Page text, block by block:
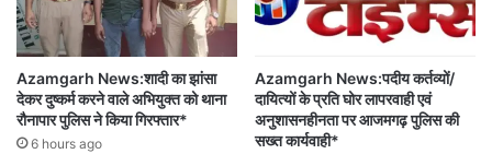
Azamgarh News:शादी का झांसा
देकर दुष्कर्म करने वाले अभियुक्त को थाना
रौनापार पुलिस ने किया गिरफ्तार*
6 hours ago
Azamgarh News:पदीय कर्तव्यों/
दायित्यों के प्रति घोर लापरवाही एवं
अनुशासनहीनता पर आजमगढ़ पुलिस की
सख्त कार्यवाही*